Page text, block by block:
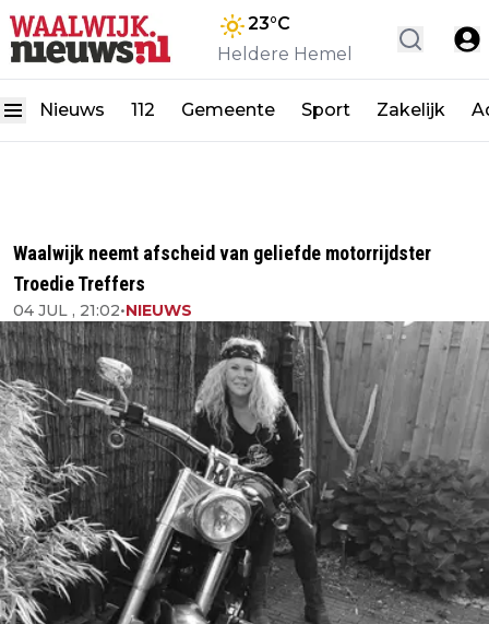
23°C
Heldere Hemel
Nieuws 112 Gemeente Sport Zakelijk
Waalwijk neemt afscheid van geliefde motorrijdster
Troedie Treffers
04 JUL , 21:02•NIEUWS